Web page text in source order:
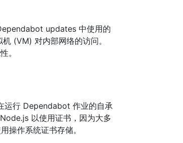
updates 中使用的
(VM) 对内部网络的访问。
。
运行 Dependabot 作业的自承
以使用证书，因为大多
操作系统证书存储。